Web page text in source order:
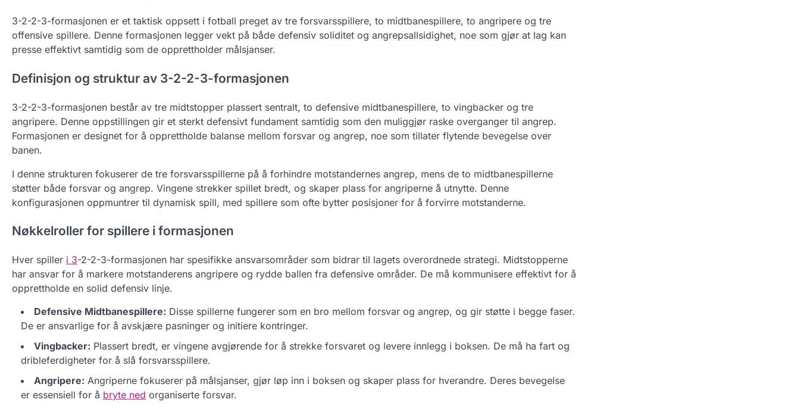
3-2-2-3-formasjonen er et taktisk oppsett i fotball preget av tre forsvarsspillere, to midtbanespillere, to angripere og tre
offensive spillere. Denne formasjonen legger vekt på både defensiv soliditet og angrepsallsidighet, noe som gjør at lag kan
presse effektivt samtidig som de opprettholder målsjanser.
Definisjon og struktur av 3-2-2-3-formasjonen
3-2-2-3-formasjonen består av tre midtstopper plassert sentralt, to defensive midtbanespillere, to vingbacker og tre
angripere. Denne oppstillingen gir et sterkt defensivt fundament samtidig som den muliggjør raske overganger til angrep.
Formasjonen er designet for å opprettholde balanse mellom forsvar og angrep, noe som tillater flytende bevegelse over
banen.
I denne strukturen fokuserer de tre forsvarsspillerne på å forhindre motstandernes angrep, mens de to midtbanespillerne
støtter både forsvar og angrep. Vingene strekker spillet bredt, og skaper plass for angriperne å utnytte. Denne
konfigurasjonen oppmuntrer til dynamisk spill, med spillere som ofte bytter posisjoner for å forvirre motstanderne.
Nøkkelroller for spillere i formasjonen
Hver spiller i 3-2-2-3-formasjonen har spesifikke ansvarsområder som bidrar til lagets overordnede strategi. Midtstopperne
har ansvar for å markere motstanderens angripere og rydde ballen fra defensive områder. De må kommunisere effektivt for å
opprettholde en solid defensiv linje.
Defensive Midtbanespillere: Disse spillerne fungerer som en bro mellom forsvar og angrep, og gir støtte i begge faser.
De er ansvarlige for å avskjære pasninger og initiere kontringer.
Vingbacker: Plassert bredt, er vingene avgjørende for å strekke forsvaret og levere innlegg i boksen. De må ha fart og
dribleferdigheter for å slå forsvarsspillere.
Angripere: Angriperne fokuserer på målsjanser, gjør løp inn i boksen og skaper plass for hverandre. Deres bevegelse
er essensiell for å bryte ned organiserte forsvar.